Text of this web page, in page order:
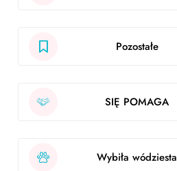
Pozostałe
SIĘ POMAGA
Wybiła wódziesta